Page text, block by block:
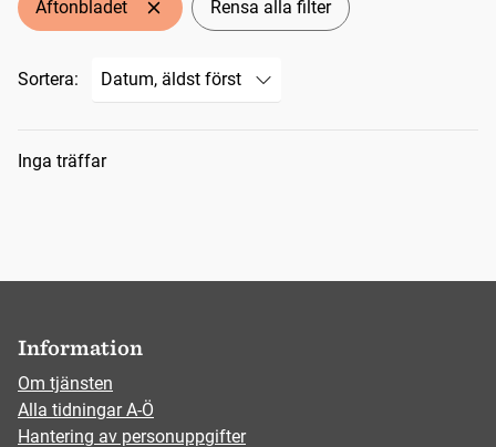
Aftonbladet Rensa alla filter
Sortera:
Sökresultat
Inga träffar
Information
Om tjänsten
Alla tidningar A-Ö
Hantering av personuppgifter